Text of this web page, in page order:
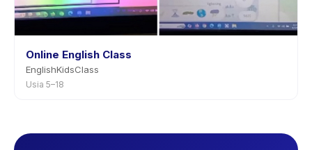
Online English Class
EnglishKidsClass
Usia 5–18